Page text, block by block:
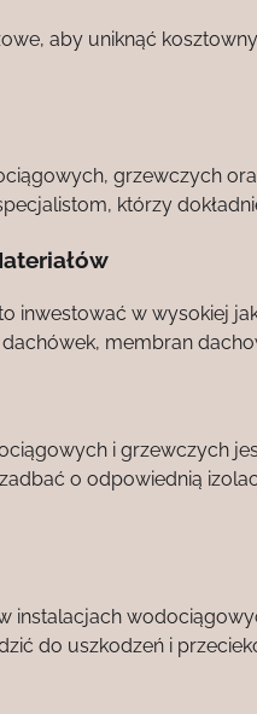
aby uniknąć
grzewczych
którzy
inwestować w wysokiej
membran
i grzewczych
o odpowiednią
instalacjach
do uszkodzeń i